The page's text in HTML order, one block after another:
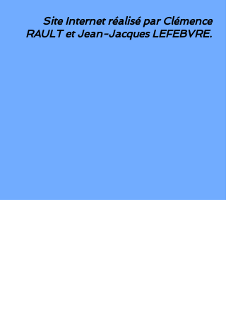
Site Internet réalisé par Clémence
RAULT et Jean-Jacques LEFEBVRE.